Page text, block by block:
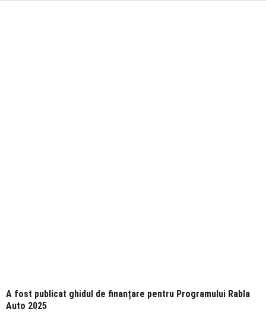
A fost publicat ghidul de finanțare pentru Programului Rabla
Auto 2025